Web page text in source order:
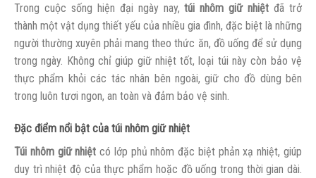
Trong cuộc sống hiện đại ngày nay,túi nhôm giữ nhiệt đã trở
thành một vật dụng thiết yếu của nhiều gia đình, đặc biệt là những
người thường xuyên phải mang theo thức ăn, đồ uống để sử dụng
trong ngày. Không chỉ giúp giữ nhiệt tốt, loại túi này còn bảo vệ
thực phẩm khỏi các tác nhân bên ngoài, giữ cho đồ dùng bên
trong luôn tươi ngon, an toàn và đảm bảo vệ sinh.
Đặc điểm nổi bật của túi nhôm giữ nhiệt
Túi nhôm giữ nhiệt có lớp phủ nhôm đặc biệt phản xạ nhiệt, giúp
duy trì nhiệt độ của thực phẩm hoặc đồ uống trong thời gian dài.